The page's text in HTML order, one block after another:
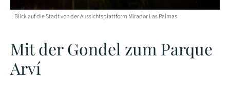
Blick auf die Stadt von der Aussichtsplattform Mirador Las Palmas
Mit der Gondel zum Parque
Arví